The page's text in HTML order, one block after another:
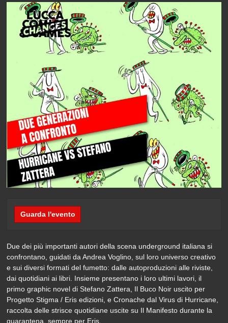
Guarda l'evento
Due dei più importanti autori della scena underground italiana si
confrontano, guidati da Andrea Voglino, sul loro universo creativo
e sui diversi formati del fumetto: dalle autoproduzioni alle riviste,
dai quotidiani ai libri. Insieme presentano i loro ultimi lavori, il
primo graphic novel di Stefano Zattera, Il Buco Noir uscito per
Progetto Stigma / Eris edizioni, e Cronache dal Virus di Hurricane,
raccolta delle strisce quotidiane uscite su Il Manifesto durante la
quarantena, sempre per Eris.